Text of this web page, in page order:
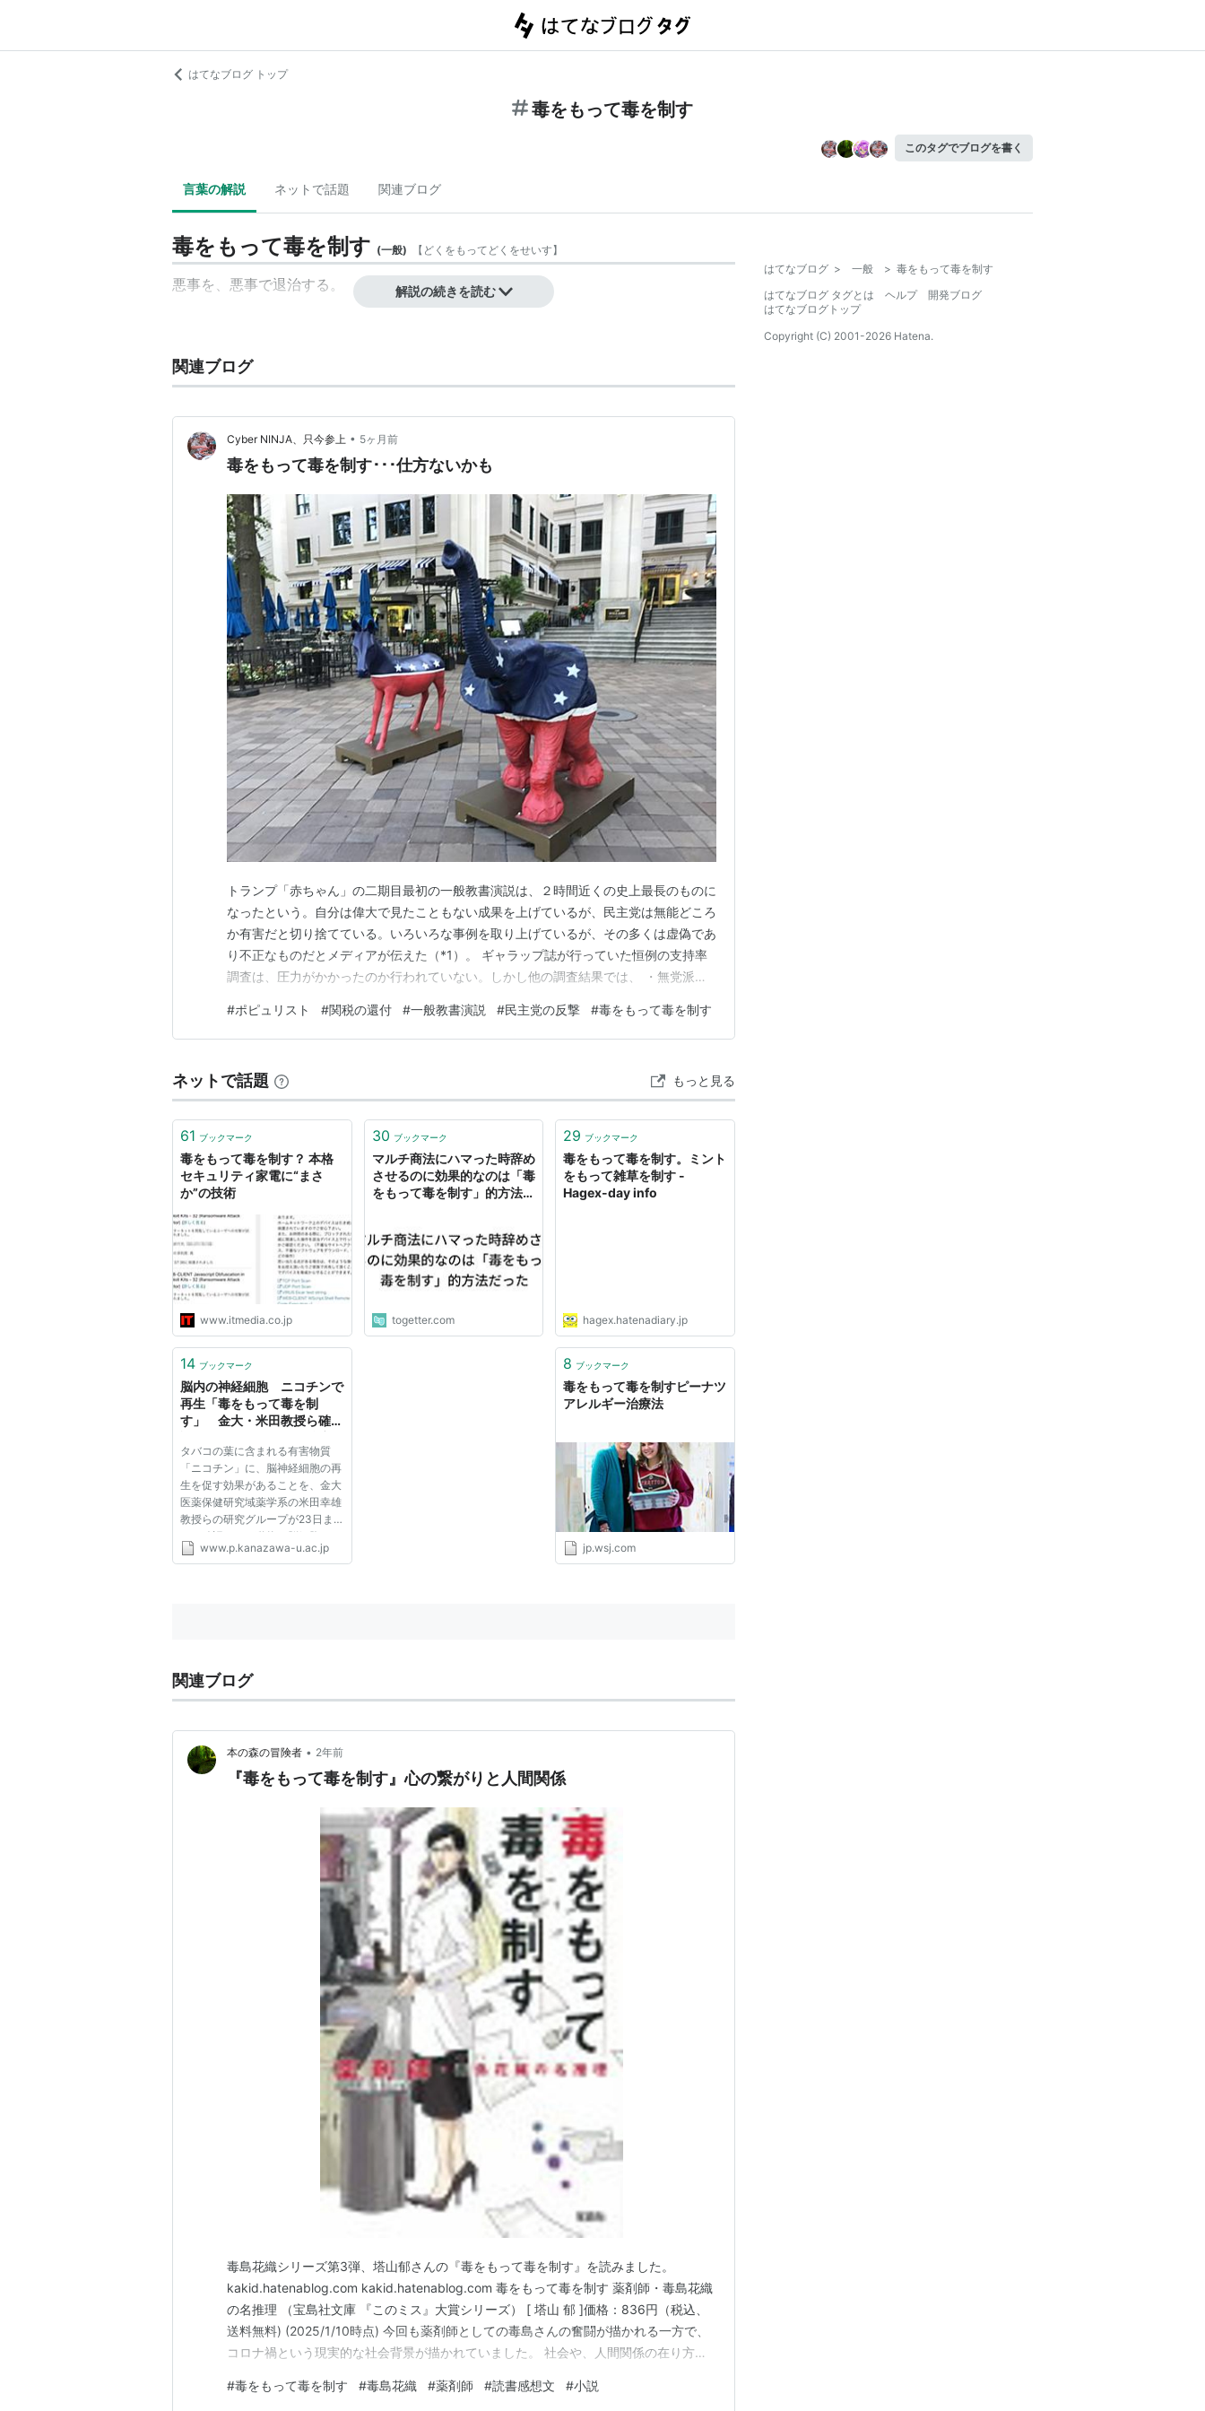
はてなブログ トップ
毒をもって毒を制す
このタグでブログを書く
言葉の解説 ネットで話題 関連ブログ
毒をもって毒を制す (一般) 【 どくをもってどくをせいす】
悪事を、悪事で退治する。 解説の続きを読む
関連ブログ
Cyber NINJA、只今参上 • 5ヶ月前
毒をもって毒を制す･･･仕方ないかも
トランプ「赤ちゃん」の二期目最初の一般教書演説は、２時間近くの史上最長のものに
なったという。自分は偉大で見たこともない成果を上げているが、民主党は無能どころ
か有害だと切り捨てている。いろいろな事例を取り上げているが、その多くは虚偽であ
り不正なものだとメディアが伝えた（*1）。 ギャラップ誌が行っていた恒例の支持率
調査は、圧力がかかったのか行われていない。しかし他の調査結果では、 ・無党派層
回答が６割（ロイター） となり、ご本人も中間選挙に向けた焦りを隠していない。何
より痛かったのは目玉政策だった相互関税が違憲とさ…
#ポピュリスト #関税の還付 #一般教書演説 #民主党の反撃 #毒をもって毒を制す
ネットで話題 もっと見る
61 ブックマーク
毒をもって毒を制す？ 本格
セキュリティ家電に“まさ
か”の技術
www.itmedia.co.jp
30 ブックマーク
マルチ商法にハマった時辞め
させるのに効果的なのは「毒
をもって毒を制す」的方法だ
togetter.com
29 ブックマーク
毒をもって毒を制す。ミント
をもって雑草を制す -
Hagex-day info
hagex.hatenadiary.jp
14 ブックマーク
脳内の神経細胞 ニコチンで
再生「毒をもって毒を制
す」 金大・米田教授ら確
期待
タバコの葉に含まれる有害物質
「ニコチン」に、脳神経細胞の再
生を促す効果があることを、金大
医薬保健研究域薬学系の米田幸雄
教授らの研究グループが23日ま
でに確認した。動物の脳細胞にニ
コチンを加えると、神経細胞がで
www.p.kanazawa-u.ac.jp
8 ブックマーク
毒をもって毒を制すピーナツ
アレルギー治療法
jp.wsj.com
関連ブログ
本の森の冒険者 • 2年前
『毒をもって毒を制す』心の繋がりと人間関係
毒島花織シリーズ第3弾、塔山郁さんの『毒をもって毒を制す』を読みました。
kakid.hatenablog.com kakid.hatenablog.com 毒をもって毒を制す 薬剤師・毒島花織
の名推理 （宝島社文庫 『このミス』大賞シリーズ） [ 塔山 郁 ]価格：836円（税込、
送料無料) (2025/1/10時点) 今回も薬剤師としての毒島さんの奮闘が描かれる一方で、
コロナ禍という現実的な社会背景が描かれていました。 社会や、人間関係の在り方を
情 今回特に印象に残ったのは、毒島さんの元を何度も訪れる女性患者のエ…
#毒をもって毒を制す #毒島花織 #薬剤師 #読書感想文 #小説
はてなブログ > 一般 > 毒をもって毒を制す
はてなブログ タグとは
ヘルプ
開発ブログ
はてなブログトップ
Copyright (C) 2001-2026 Hatena.